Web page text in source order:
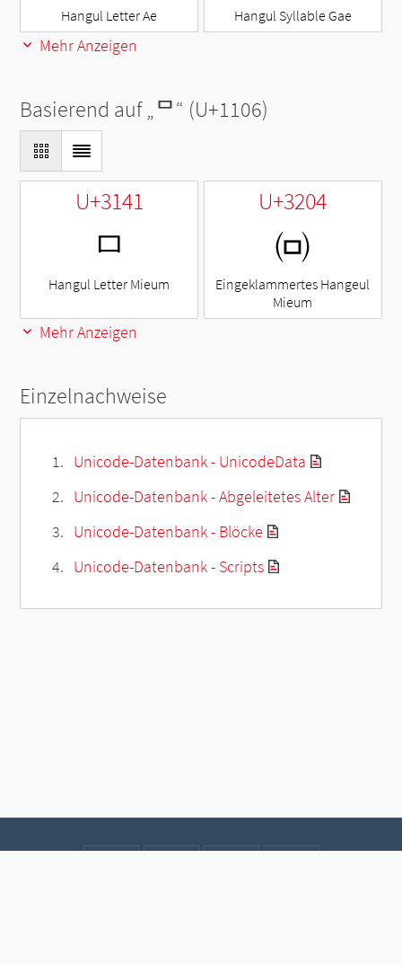
Hangul Letter Ae Hangul Syllable Gae
Mehr Anzeigen
Basierend auf „ᄆ“ (U+1106)
U+3141
ㅁ
Hangul Letter Mieum
U+3204
㈄
Eingeklammertes Hangeul
Mieum
Mehr Anzeigen
Einzelnachweise
Unicode-Datenbank - UnicodeData
Unicode-Datenbank - Abgeleitetes Alter
Unicode-Datenbank - Blöcke
Unicode-Datenbank - Scripts